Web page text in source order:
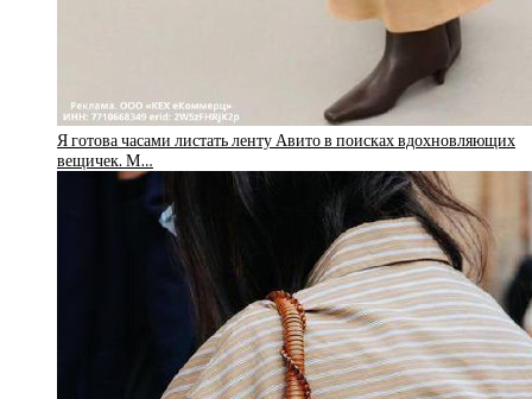
Я готова часами листать ленту Авито в поисках вдохновляющих
вещичек. М…